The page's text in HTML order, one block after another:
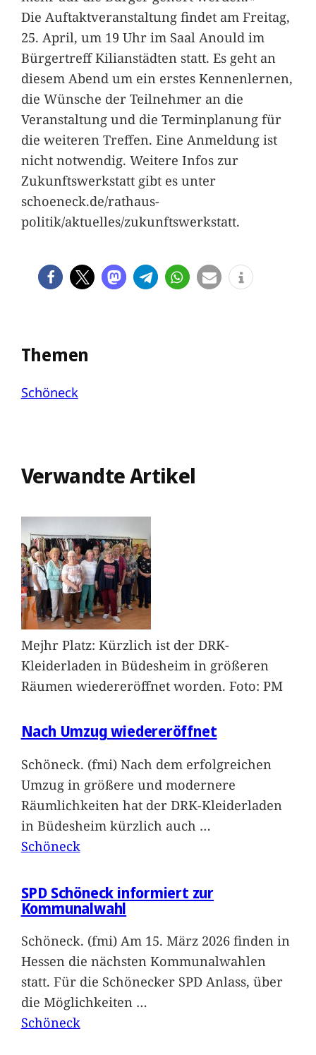
Die Auftaktveranstaltung findet am Freitag,
25. April, um 19 Uhr im Saal Anould im
Bürgertreff Kilianstädten statt. Es geht an
diesem Abend um ein erstes Kennenlernen,
die Wünsche der Teilnehmer an die
Veranstaltung und die Terminplanung für
die weiteren Treffen. Eine Anmeldung ist
nicht notwendig. Weitere Infos zur
Zukunftswerkstatt gibt es unter
schoeneck.de/rathaus-
politik/aktuelles/zukunftswerkstatt.
Themen
Schöneck
Verwandte Artikel
Mejhr Platz: Kürzlich ist der DRK-
Kleiderladen in Büdesheim in größeren
Räumen wiedereröffnet worden. Foto: PM
Nach Umzug wiedereröffnet
Schöneck. (fmi) Nach dem erfolgreichen
Umzug in größere und modernere
Räumlichkeiten hat der DRK-Kleiderladen
in Büdesheim kürzlich auch …
Schöneck
SPD Schöneck informiert zur
Kommunalwahl
Schöneck. (fmi) Am 15. März 2026 finden in
Hessen die nächsten Kommunalwahlen
statt. Für die Schönecker SPD Anlass, über
die Möglichkeiten …
Schöneck